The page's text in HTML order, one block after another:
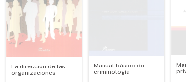
La dirección de las
organizaciones
Manual básico de
criminología